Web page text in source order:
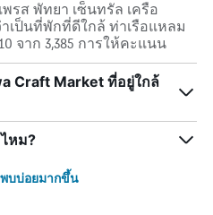
รส พัทยา เซ็นทรัล เครือ
เป็นที่พักที่ดีใกล้ ท่าเรือแหลม
จาก 3,385 การให้คะแนน
Craft Market ที่อยู่ใกล้
หม?
บบ่อยมากขึ้น